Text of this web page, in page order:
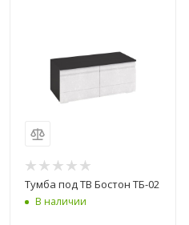
Тумба под ТВ Бостон ТБ-02
В наличии